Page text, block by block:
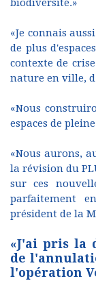
biodiversité.»
«Je connais
de plus
contexte de
nature en ville,
«Nous
espaces de
«Nous aurons,
la révision du
sur ces
parfaitement
président de la
«J'ai pris la
de
l'opération